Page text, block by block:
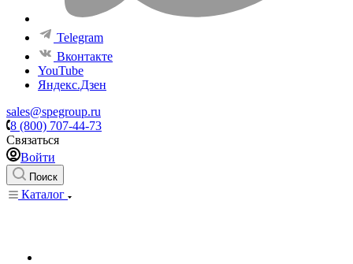
Telegram
Вконтакте
YouTube
Яндекс.Дзен
sales@spegroup.ru
8 (800) 707-44-73
Связаться
Войти
Поиск
Каталог